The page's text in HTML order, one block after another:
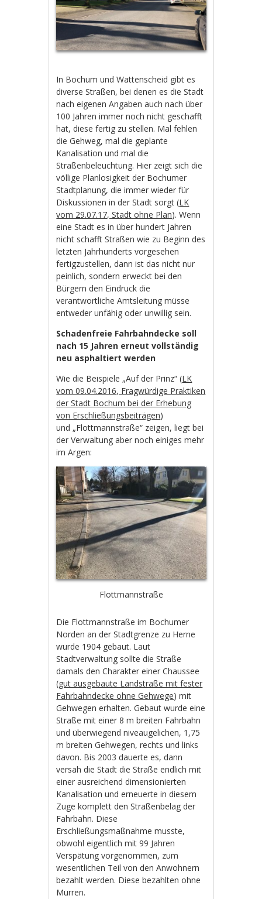
In Bochum und Wattenscheid gibt es
diverse Straßen, bei denen es die Stadt
nach eigenen Angaben auch nach über
100 Jahren immer noch nicht geschafft
hat, diese fertig zu stellen. Mal fehlen
die Gehweg, mal die geplante
Kanalisation und mal die
Straßenbeleuchtung. Hier zeigt sich die
völlige Planlosigkeit der Bochumer
Stadtplanung, die immer wieder für
Diskussionen in der Stadt sorgt (LK
vom 29.07.17, Stadt ohne Plan). Wenn
eine Stadt es in über hundert Jahren
nicht schafft Straßen wie zu Beginn des
letzten Jahrhunderts vorgesehen
fertigzustellen, dann ist das nicht nur
peinlich, sondern erweckt bei den
Bürgern den Eindruck die
verantwortliche Amtsleitung müsse
entweder unfähig oder unwillig sein.
Schadenfreie Fahrbahndecke soll
nach 15 Jahren erneut vollständig
neu asphaltiert werden
Wie die Beispiele „Auf der Prinz“ (LK
vom 09.04.2016, Fragwürdige Praktiken
der Stadt Bochum bei der Erhebung
von Erschließungsbeiträgen)
und „Flottmannstraße“ zeigen, liegt bei
der Verwaltung aber noch einiges mehr
im Argen:
Flottmannstraße
Die Flottmannstraße im Bochumer
Norden an der Stadtgrenze zu Herne
wurde 1904 gebaut. Laut
Stadtverwaltung sollte die Straße
damals den Charakter einer Chaussee
(gut ausgebaute Landstraße mit fester
Fahrbahndecke ohne Gehwege) mit
Gehwegen erhalten. Gebaut wurde eine
Straße mit einer 8 m breiten Fahrbahn
und überwiegend niveaugelichen, 1,75
m breiten Gehwegen, rechts und links
davon. Bis 2003 dauerte es, dann
versah die Stadt die Straße endlich mit
einer ausreichend dimensionierten
Kanalisation und erneuerte in diesem
Zuge komplett den Straßenbelag der
Fahrbahn. Diese
Erschließungsmaßnahme musste,
obwohl eigentlich mit 99 Jahren
Verspätung vorgenommen, zum
wesentlichen Teil von den Anwohnern
bezahlt werden. Diese bezahlten ohne
Murren.